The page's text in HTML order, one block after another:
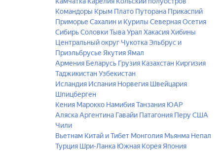
Командоры Крым Плато Путорана Прикаспий
Приморье Сахалин и Курилы Северная Осетия
СибирьСоловкиТываУрал ХакасияХибины
Центральный округ ЧукоткаЭльбрус и
Приэльбрусье Якутия Ямал
Армения Беларусь Грузия Казахстан Киргизия
Таджикистан Узбекистан
Исландия Испания Норвегия Швейцария
Шпицберген
Кения Марокко НамибияТанзания ЮАР
АляскаАргентина Гавайи Патагония Перу США
Чили
Вьетнам Китай и Тибет Монголия Мьянма Непал
Турция Шри-Ланка Южная Корея Япония